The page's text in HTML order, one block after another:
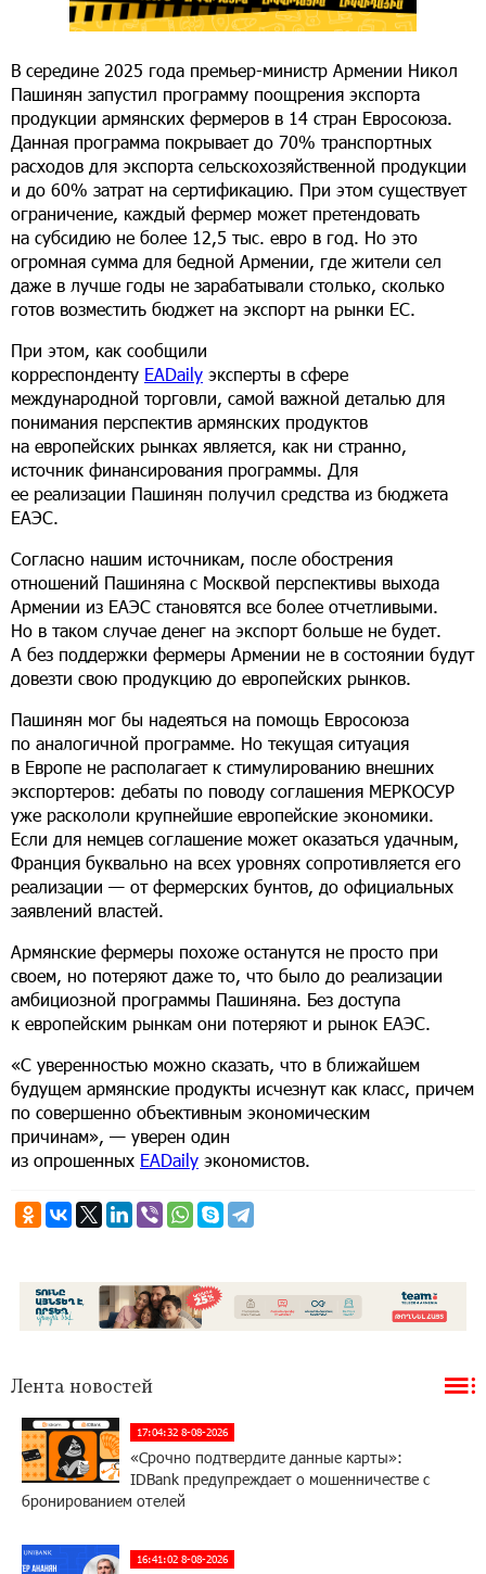
В середине 2025 года премьер-министр Армении Никол
Пашинян запустил программу поощрения экспорта
продукции армянских фермеров в 14 стран Евросоюза.
Данная программа покрывает до 70% транспортных
расходов для экспорта сельскохозяйственной продукции
и до 60% затрат на сертификацию. При этом существует
ограничение, каждый фермер может претендовать
на субсидию не более 12,5 тыс. евро в год. Но это
огромная сумма для бедной Армении, где жители сел
даже в лучше годы не зарабатывали столько, сколько
готов возместить бюджет на экспорт на рынки ЕС.
При этом, как сообщили
корреспонденту EADaily эксперты в сфере
международной торговли, самой важной деталью для
понимания перспектив армянских продуктов
на европейских рынках является, как ни странно,
источник финансирования программы. Для
ее реализации Пашинян получил средства из бюджета
ЕАЭС.
Согласно нашим источникам, после обострения
отношений Пашиняна с Москвой перспективы выхода
Армении из ЕАЭС становятся все более отчетливыми.
Но в таком случае денег на экспорт больше не будет.
А без поддержки фермеры Армении не в состоянии будут
довезти свою продукцию до европейских рынков.
Пашинян мог бы надеяться на помощь Евросоюза
по аналогичной программе. Но текущая ситуация
в Европе не располагает к стимулированию внешних
экспортеров: дебаты по поводу соглашения МЕРКОСУР
уже раскололи крупнейшие европейские экономики.
Если для немцев соглашение может оказаться удачным,
Франция буквально на всех уровнях сопротивляется его
реализации — от фермерских бунтов, до официальных
заявлений властей.
Армянские фермеры похоже останутся не просто при
своем, но потеряют даже то, что было до реализации
амбициозной программы Пашиняна. Без доступа
к европейским рынкам они потеряют и рынок ЕАЭС.
«С уверенностью можно сказать, что в ближайшем
будущем армянские продукты исчезнут как класс, причем
по совершенно объективным экономическим
причинам», — уверен один
из опрошенных EADaily экономистов.
Лента новостей
17:04:32 8-08-2026
«Срочно подтвердите данные карты»:
IDBank предупреждает о мошенничестве с
бронированием отелей
16:41:02 8-08-2026